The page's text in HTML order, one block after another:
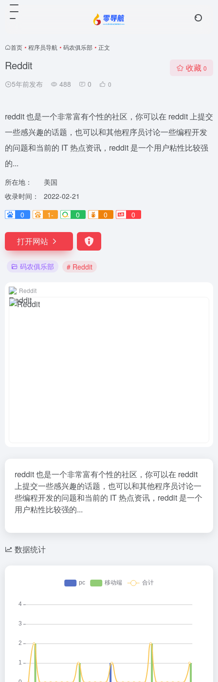
首页 • 程序员导航 • 码农俱乐部 • 正文
Reddit
5年前发布 488 0 0
收藏 0
reddit 也是一个非常富有个性的社区，你可以在 reddit 上提交
一些感兴趣的话题，也可以和其他程序员讨论一些编程开发
的问题和当前的 IT 热点资讯，reddit 是一个用户粘性比较强
的...
所在地：
美国
收录时间：
2022-02-21
0
1- 0 0 0
打开网站
码农俱乐部 # Reddit
Reddit
reddit 也是一个非常富有个性的社区，你可以在 reddit
上提交一些感兴趣的话题，也可以和其他程序员讨论一
些编程开发的问题和当前的 IT 热点资讯，reddit 是一个
用户粘性比较强的...
数据统计